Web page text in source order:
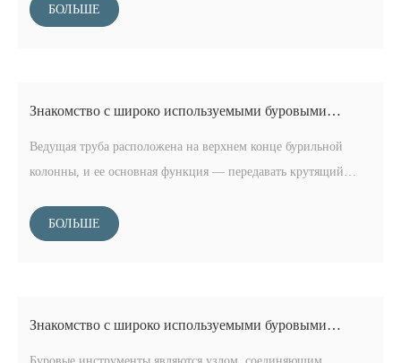
БОЛЬШЕ
Знакомство с широко используемыми буровыми
инструментами (1)
Ведущая труба расположена на верхнем конце бурильной
колонны, и ее основная функция — передавать крутящий
Торцевая грань приводной части ведущей трубы разделена на
шестиугольную форму.Поскольку толщина стенки примерно в
БОЛЬШЕ
Знакомство с широко используемыми буровыми
инструментами (2)